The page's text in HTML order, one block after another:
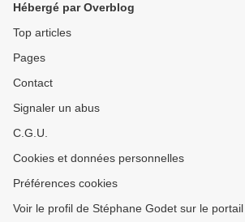
Hébergé par Overblog
Top articles
Pages
Contact
Signaler un abus
C.G.U.
Cookies et données personnelles
Préférences cookies
Voir le profil de Stéphane Godet sur le